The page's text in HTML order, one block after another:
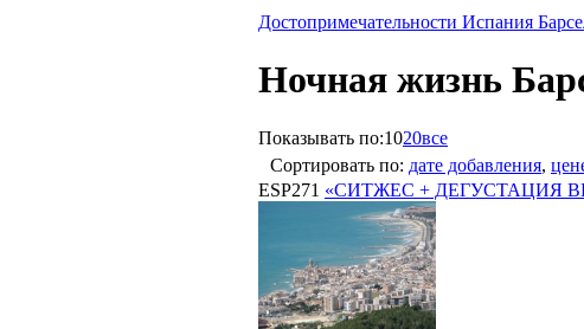
Достопримечательности Испания
Ночная жизнь
Показывать по:1020все
Сортировать по: дате добавления,
ESP271 «СИТЖЕС + ДЕГУСТАЦИЯ